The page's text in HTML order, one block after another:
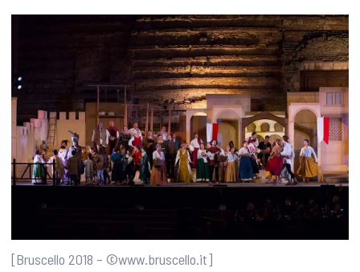
[Bruscello 2018 – ©www.bruscello.it]